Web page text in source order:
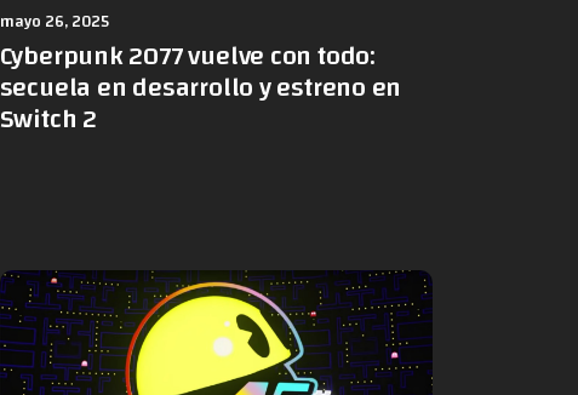
mayo 26, 2025
Cyberpunk 2077 vuelve con todo:
secuela en desarrollo y estreno en
Switch 2